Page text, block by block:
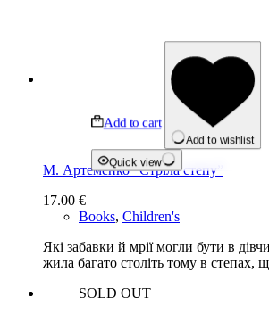
Add to cart
Add to wishlist
Quick view
М. Артеменко “Стріла степу”
17.00 €
Books, Children's
Які забавки й мрії могли бути в
жила багато століть тому в степах,
SOLD OUT